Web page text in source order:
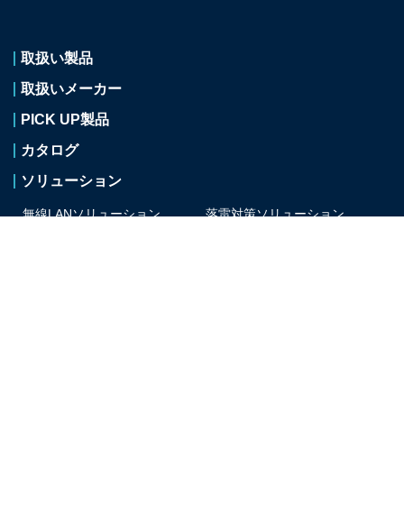
取扱い製品
取扱いメーカー
PICK UP製品
カタログ
ソリューション
無線LANソリューション
落雷対策ソリューション